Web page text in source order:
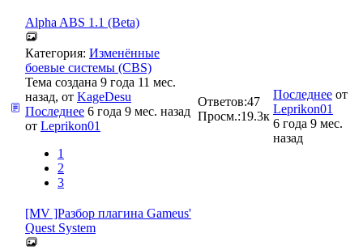
Alpha ABS 1.1 (Beta)
Категория: Изменённые
боевые системы (CBS)
Тема создана 9 года 11 мес.
назад, от KageDesu
Последнее 6 года 9 мес. назад
от Leprikon01
1
2
3
Ответов:47
Просм.:19.3к
Последнее от
Leprikon01
6 года 9 мес.
назад
[MV ]Разбор плагина Gameus'
Quest System